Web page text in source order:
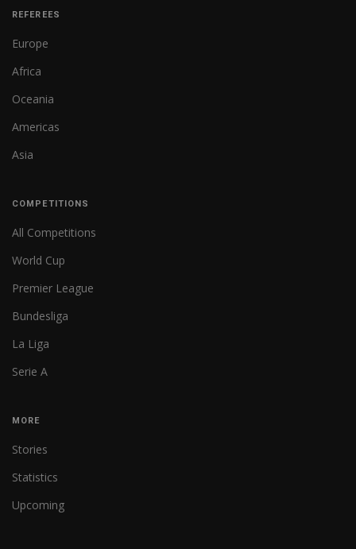
REFEREES
Europe
Africa
Oceania
Americas
Asia
COMPETITIONS
All Competitions
World Cup
Premier League
Bundesliga
La Liga
Serie A
MORE
Stories
Statistics
Upcoming